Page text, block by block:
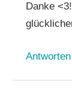
Danke
Antworten